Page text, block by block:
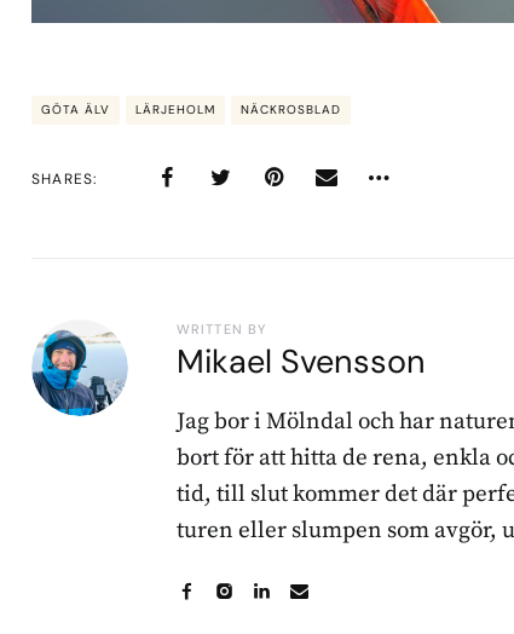
GÖTA ÄLV LÄRJEHOLM NÄCKROSBLAD
SHARES
WRITTEN BY
Mikael Svensson
Jag bor i Mölndal och har
bort för att hitta de rena, enkla
tid, till slut kommer det där
turen eller slumpen som avgör,